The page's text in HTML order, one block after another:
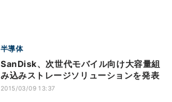
半導体
SanDisk、次世代モバイル向け大容量組
み込みストレージソリューションを発表
2015/03/09 13:37